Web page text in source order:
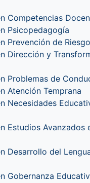
Competencias
Psicopedagogía
Prevención de
Dirección y
Problemas de
Atención Temprana
Necesidades
Estudios Avanzados
Desarrollo del
Gobernanza